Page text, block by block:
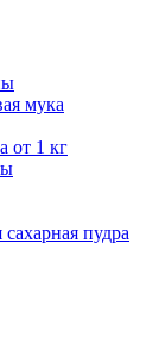
мука
от 1 кг
пудра